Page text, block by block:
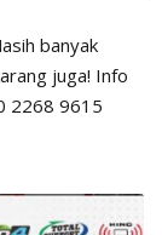
banyak
juga! Info
2268 9615